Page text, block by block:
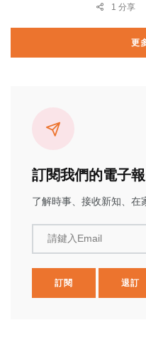
1 分享
更
訂閱我們的電子報
了解時事、接收新知、在
請鍵入Email
訂閱 退訂